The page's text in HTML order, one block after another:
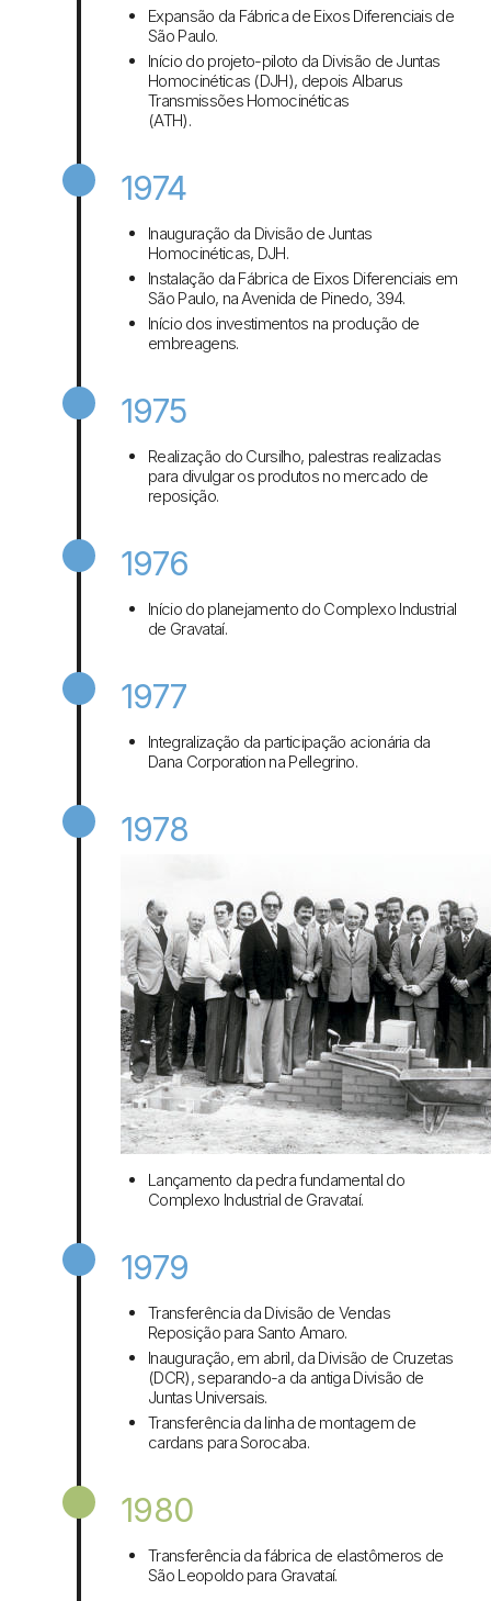
Expansão da Fábrica de Eixos Diferenciais de
São Paulo.
Início do projeto-piloto da Divisão de Juntas
Homocinéticas (DJH), depois Albarus
Transmissões Homocinéticas
(ATH).
1974
Inauguração da Divisão de Juntas
Homocinéticas, DJH.
Instalação da Fábrica de Eixos Diferenciais em
São Paulo, na Avenida de Pinedo, 394.
Início dos investimentos na produção de
embreagens.
1975
Realização do Cursilho, palestras realizadas
para divulgar os produtos no mercado de
reposição.
1976
Início do planejamento do Complexo Industrial
de Gravataí.
1977
Integralização da participação acionária da
Dana Corporation na Pellegrino.
1978
Lançamento da pedra fundamental do
Complexo Industrial de Gravataí.
1979
Transferência da Divisão de Vendas
Reposição para Santo Amaro.
Inauguração, em abril, da Divisão de Cruzetas
(DCR), separando-a da antiga Divisão de
Juntas Universais.
Transferência da linha de montagem de
cardans para Sorocaba.
1980
Transferência da fábrica de elastômeros de
São Leopoldo para Gravataí.